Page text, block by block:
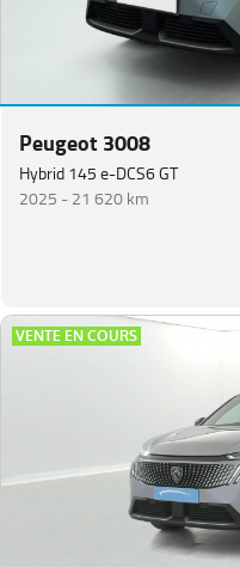
Peugeot 3008
Hybrid 145 e-DCS6 GT
2025 -21 620 km
VENTE EN COURS